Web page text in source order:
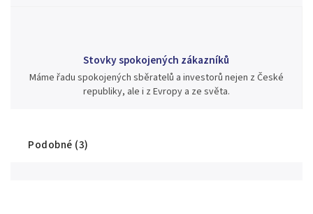
Stovky spokojených zákazníků
Máme řadu spokojených sběratelů a investorů nejen z České
republiky, ale i z Evropy a ze světa.
Podobné (3)